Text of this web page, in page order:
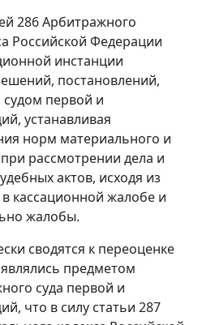
286Арбитражного
Российской Федерации
инстанции
постановлений,
первой и
устанавливая
норм материального и
рассмотрении дела и
актов, исходя из
кассационной жалобе и
жалобы.
сводятся к переоценке
предметом
суда первой и
что в силу статьи 287